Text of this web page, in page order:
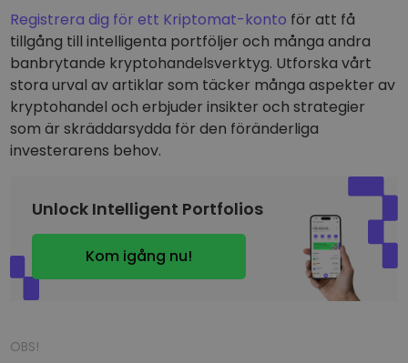
Registrera dig för ett Kriptomat-konto för att få
tillgång till intelligenta portföljer och många andra
banbrytande kryptohandelsverktyg. Utforska vårt
stora urval av artiklar som täcker många aspekter av
kryptohandel och erbjuder insikter och strategier
som är skräddarsydda för den föränderliga
investerarens behov.
Unlock Intelligent Portfolios
Kom igång nu!
OBS!